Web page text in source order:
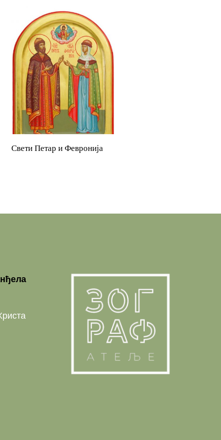
Свети Петар и Февронија
READ MORE